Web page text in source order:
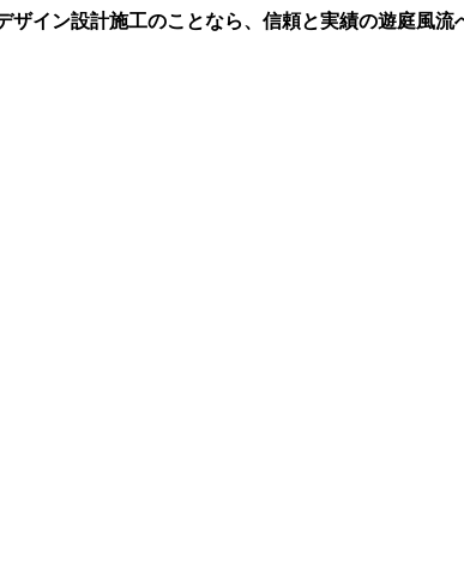
イン設計施工のことなら、信頼と実績の遊庭風